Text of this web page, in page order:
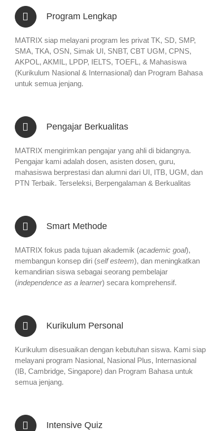
Program Lengkap
MATRIX siap melayani program les privat TK, SD, SMP,
SMA, TKA, OSN, Simak UI, SNBT, CBT UGM, CPNS,
AKPOL, AKMIL, LPDP, IELTS, TOEFL, & Mahasiswa
(Kurikulum Nasional & Internasional) dan Program Bahasa
untuk semua jenjang.
Pengajar Berkualitas
MATRIX mengirimkan pengajar yang ahli di bidangnya.
Pengajar kami adalah dosen, asisten dosen, guru,
mahasiswa berprestasi dan alumni dari UI, ITB, UGM, dan
PTN Terbaik. Terseleksi, Berpengalaman & Berkualitas
Smart Methode
MATRIX fokus pada tujuan akademik (academic goal),
membangun konsep diri (self esteem), dan meningkatkan
kemandirian siswa sebagai seorang pembelajar
(independence as a learner) secara komprehensif.
Kurikulum Personal
Kurikulum disesuaikan dengan kebutuhan siswa. Kami siap
melayani program Nasional, Nasional Plus, Internasional
(IB, Cambridge, Singapore) dan Program Bahasa untuk
semua jenjang.
Intensive Quiz